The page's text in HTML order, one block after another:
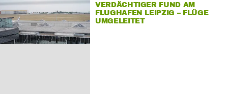
VERDÄCHTIGER FUND AM
FLUGHAFEN LEIPZIG – FLÜGE
UMGELEITET